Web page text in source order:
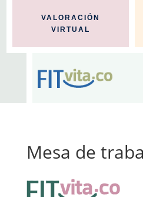
VALORACIÓN
VIRTUAL
Mesa de